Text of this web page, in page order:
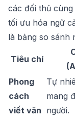
các đối thủ
tối ưu hóa ngữ
là bảng so sánh
Tiêu chí
Phong
cách
viết văn
Tự
mang
người.